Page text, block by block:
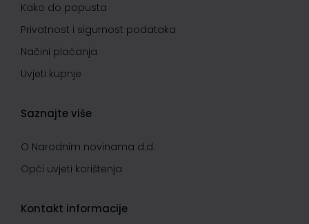
Kako do popusta
Privatnost i sigurnost podataka
Načini plaćanja
Uvjeti kupnje
Saznajte više
O Narodnim novinama d.d.
Opći uvjeti korištenja
Kontakt informacije